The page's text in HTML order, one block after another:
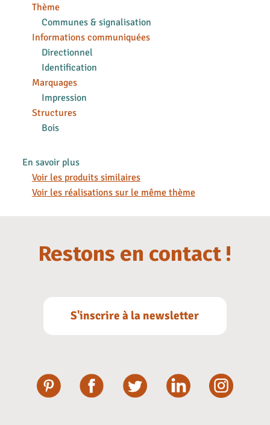
Thème
Communes & signalisation
Informations communiquées
Directionnel
Identification
Marquages
Impression
Structures
Bois
En savoir plus
Voir les produits similaires
Voir les réalisations sur le même thème
Restons en contact !
S'inscrire à la newsletter